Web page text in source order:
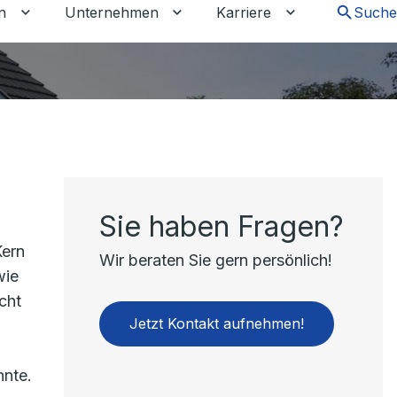
Suche
umschalten
Untermenü für Gewerbekunden umschalten
Unternehmen Untermenü für Unternehmen
Karriere Untermenü für
Sie haben Fragen?
Wir beraten Sie gern persönlich!
Jetzt Kontakt aufnehmen!